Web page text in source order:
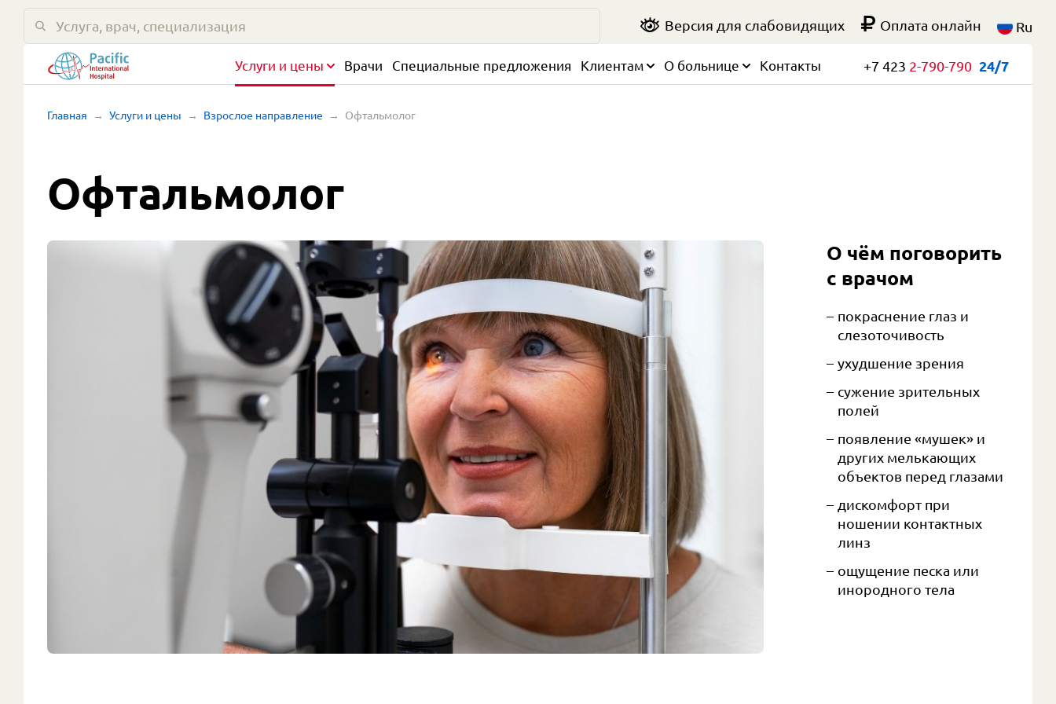
Версия для слабовидящих Оплата онлайн Ru
Услуги и цены Врачи Специальные предложения Клиентам О больнице Контакты +7 423 2-790-790 24/7
Главная Услуги и цены Взрослое направление Офтальмолог
Офтальмолог
О чём поговорить
с врачом
покраснение глаз и
слезоточивость
ухудшение зрения
сужение зрительных
полей
появление «мушек» и
других мелькающих
объектов перед глазами
дискомфорт при
ношении контактных
линз
ощущение песка или
инородного тела